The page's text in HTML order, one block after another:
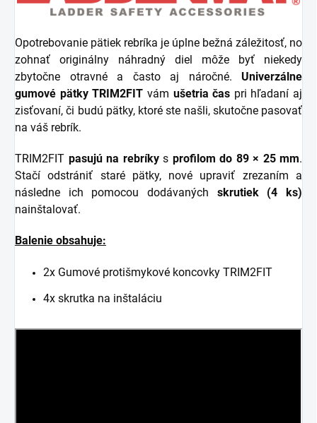
Opotrebovanie pätiek rebríka je úplne bežná záležitosť, no
zohnať originálny náhradný diel môže byť niekedy
zbytočne otravné a často aj náročné. Univerzálne
gumové pätky TRIM2FIT vám ušetria čas pri hľadaní aj
zisťovaní, či budú pätky, ktoré ste našli, skutočne pasovať
na váš rebrík.
TRIM2FIT pasujú na rebríkys profilom do 89 × 25 mm.
Stačí odstrániť staré pätky, nové upraviť zrezaním a
následne ich pomocou dodávaných skrutiek (4 ks)
nainštalovať.
Balenie obsahuje:
2x Gumové protišmykové koncovky TRIM2FIT
4x skrutka na inštaláciu